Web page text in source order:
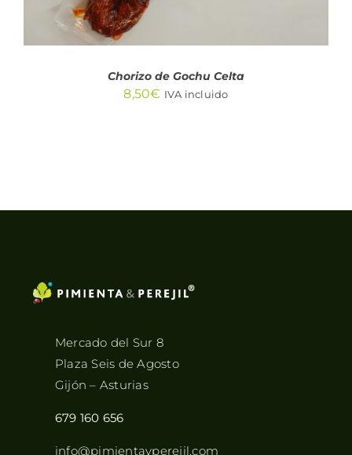
Chorizo de Gochu Celta
8,50€ IVA incluido
Mercado del Sur 8
Plaza Seis de Agosto
Gijón – Asturias
679 160 656
info@pimientayperejil.com